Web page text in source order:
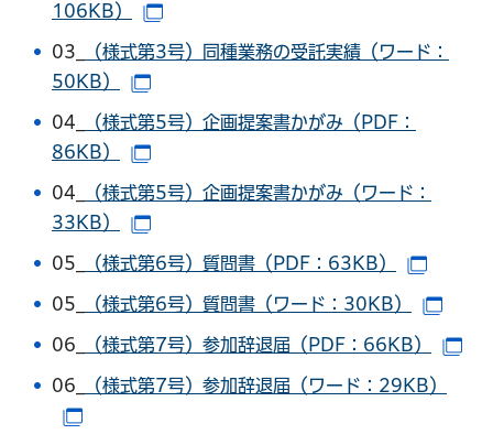
106KB）
03_
（様式第3号）同種業務の受託実績（ワード：
50KB）
04_
（様式第5号）企画提案書かがみ（PDF：
86KB）
04_
（様式第5号）企画提案書かがみ（ワード：
33KB）
05_
（様式第6号）質問書（PDF：63KB）
05_
（様式第6号）質問書（ワード：30KB）
06_
（様式第7号）参加辞退届（PDF：66KB）
06_
（様式第7号）参加辞退届（ワード：29KB）